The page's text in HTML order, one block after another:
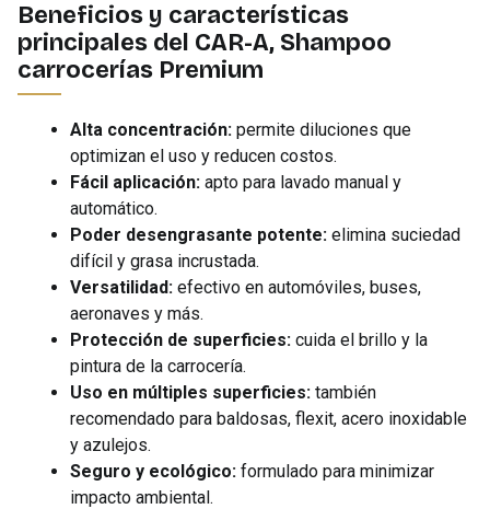
Beneficios y características
principales del CAR-A, Shampoo
carrocerías Premium
Alta concentración: permite diluciones que
optimizan el uso y reducen costos.
Fácil aplicación: apto para lavado manual y
automático.
Poder desengrasante potente: elimina suciedad
difícil y grasa incrustada.
Versatilidad: efectivo en automóviles, buses,
aeronaves y más.
Protección de superficies: cuida el brillo y la
pintura de la carrocería.
Uso en múltiples superficies: también
recomendado para baldosas, flexit, acero inoxidable
y azulejos.
Seguro y ecológico: formulado para minimizar
impacto ambiental.